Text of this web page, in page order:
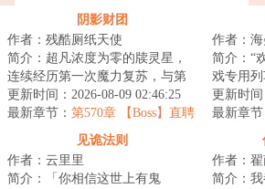
阴影财团
作者：残酷厕纸天使
简介：超凡浓度为零的牍灵星，
连续经历第一次魔力复苏，与第
二次魔幻工业革命的大失败后，
再度掀起第三轮...
更新时间：2026-08-09 02:46:25
最新章节： 第570章 【Boss】直聘
作者：
简介：“
戏专用
发站开
命安全
更新时间
最新章节
见诡法则
作者：云里里
简介：「你相信这世上有鬼
作者：
简介：